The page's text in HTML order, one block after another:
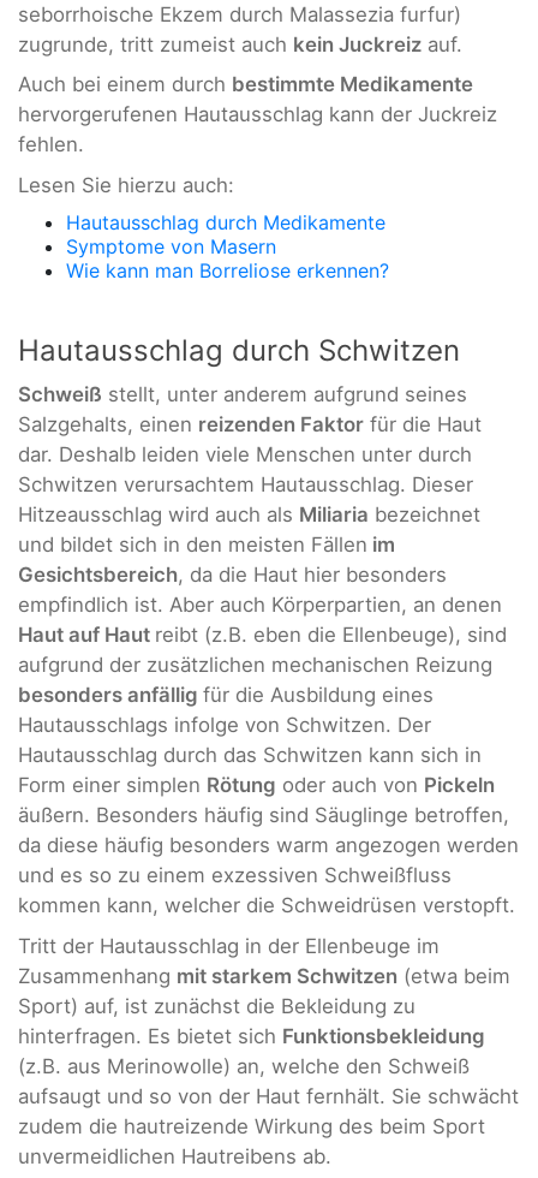
seborrhoische Ekzem durch Malassezia furfur)
zugrunde, tritt zumeist auch kein Juckreiz auf.
Auch bei einem durch bestimmte Medikamente
hervorgerufenen Hautausschlag kann der Juckreiz
fehlen.
Lesen Sie hierzu auch:
Hautausschlag durch Medikamente
Symptome von Masern
Wie kann man Borreliose erkennen?
Hautausschlag durch Schwitzen
Schweiß stellt, unter anderem aufgrund seines
Salzgehalts, einen reizenden Faktor für die Haut
dar. Deshalb leiden viele Menschen unter durch
Schwitzen verursachtem Hautausschlag. Dieser
Hitzeausschlag wird auch als Miliaria bezeichnet
und bildet sich in den meisten Fällen im
Gesichtsbereich, da die Haut hier besonders
empfindlich ist. Aber auch Körperpartien, an denen
Haut auf Haut reibt (z.B. eben die Ellenbeuge), sind
aufgrund der zusätzlichen mechanischen Reizung
besonders anfällig für die Ausbildung eines
Hautausschlags infolge von Schwitzen. Der
Hautausschlag durch das Schwitzen kann sich in
Form einer simplen Rötung oder auch von Pickeln
äußern. Besonders häufig sind Säuglinge betroffen,
da diese häufig besonders warm angezogen werden
und es so zu einem exzessiven Schweißfluss
kommen kann, welcher die Schweidrüsen verstopft.
Tritt der Hautausschlag in der Ellenbeuge im
Zusammenhang mit starkem Schwitzen (etwa beim
Sport) auf, ist zunächst die Bekleidung zu
hinterfragen. Es bietet sich Funktionsbekleidung
(z.B. aus Merinowolle) an, welche den Schweiß
aufsaugt und so von der Haut fernhält. Sie schwächt
zudem die hautreizende Wirkung des beim Sport
unvermeidlichen Hautreibens ab.